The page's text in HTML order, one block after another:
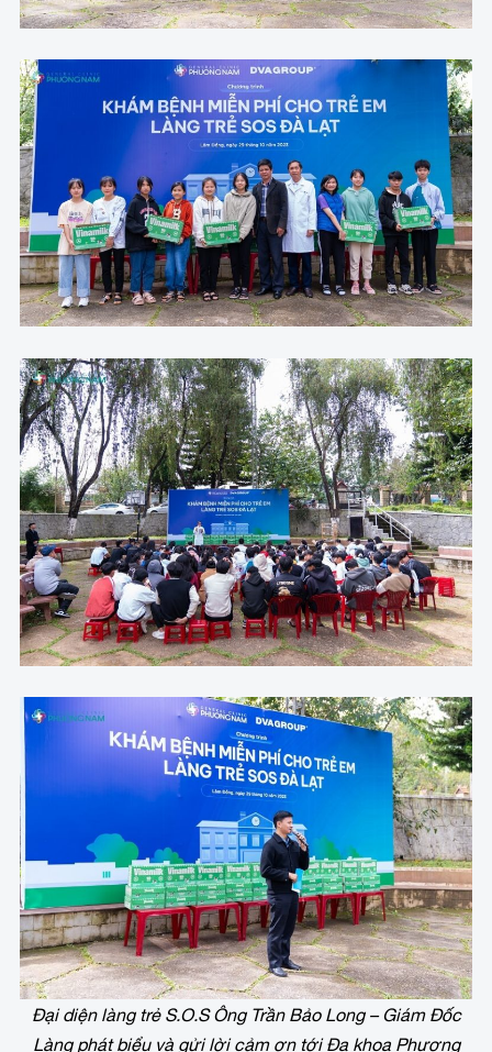
Đại diện làng trẻ S.O.S Ông Trần Bảo Long – Giám Đốc
Làng phát biểu và gửi lời cảm ơn tới Đa khoa Phương